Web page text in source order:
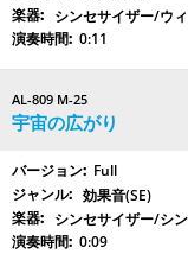
シンセサイザー/ウ
0:11
AL-809 M-25
宇宙の広がり
Full
効果音(SE)
シンセサイザー/シ
0:09